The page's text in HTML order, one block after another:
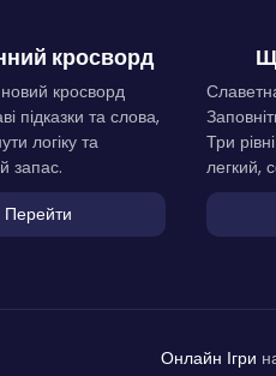
кросворд
кросворд
підказки та слова,
логіку та
запас.
Перейти
Три
легкий,
Онлайн Ігри